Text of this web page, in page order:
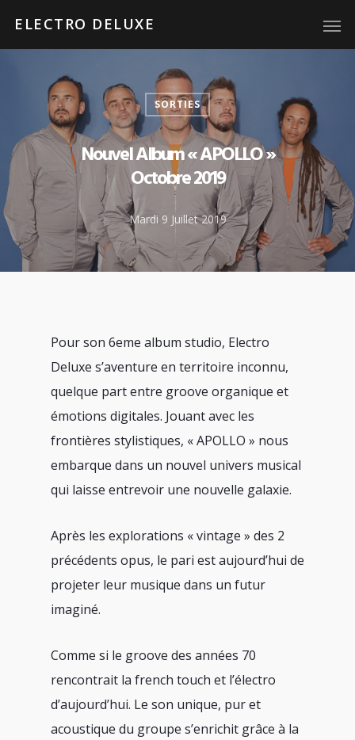
ELECTRO DELUXE
SORTIES
Nouvel Album « APOLLO »
Octobre 2019
Mardi 9 Juillet 2019
Pour son 6eme album studio, Electro
Deluxe s’aventure en territoire inconnu,
quelque part entre groove organique et
émotions digitales. Jouant avec les
frontières stylistiques, « APOLLO » nous
embarque dans un nouvel univers musical
qui laisse entrevoir une nouvelle galaxie.
Après les explorations « vintage » des 2
précédents opus, le pari est aujourd’hui de
projeter leur musique dans un futur
imaginé.
Comme si le groove des années 70
rencontrait la french touch et l’électro
d’aujourd’hui. Le son unique, pur et
acoustique du groupe s’enrichit grâce à la